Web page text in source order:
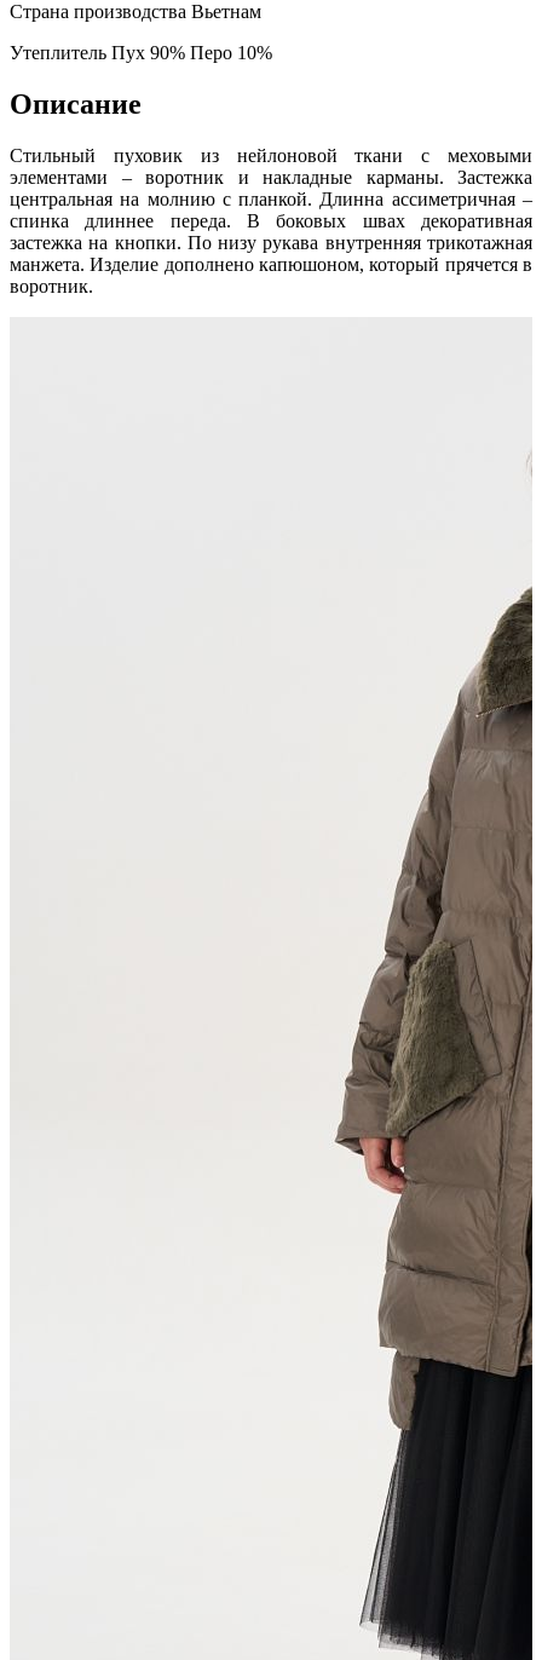
Страна производства Вьетнам
Утеплитель Пух 90% Перо 10%
Описание
Стильный пуховик из нейлоновой ткани с меховыми
элементами – воротник и накладные карманы. Застежка
центральная на молнию с планкой. Длинна ассиметричная –
спинка длиннее переда. В боковых швах декоративная
застежка на кнопки. По низу рукава внутренняя трикотажная
манжета. Изделие дополнено капюшоном, который прячется в
воротник.